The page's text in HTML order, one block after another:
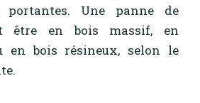
portantes. Une panne de
être en bois massif, en
en bois résineux, selon le